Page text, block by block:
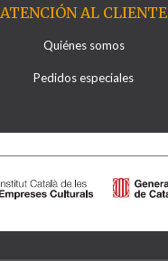
ATENCIÓN AL CLIENTE
Quiénes somos
Pedidos especiales